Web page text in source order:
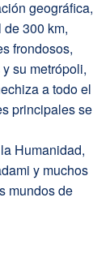
geográfica,
300 km,
frondosos,
su metrópoli,
a todo el
principales se
Humanidad,
y muchos
mundos de